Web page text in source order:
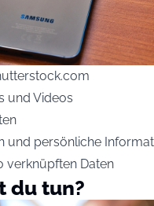
und Videos
und persönliche
verknüpften Daten
du tun?